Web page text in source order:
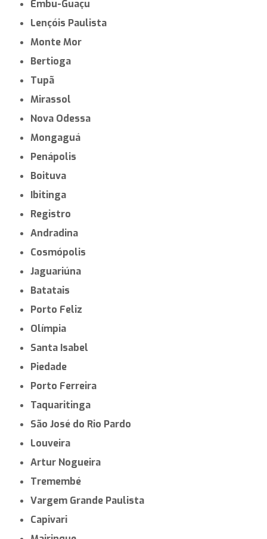
Bebedouro
Ibiúna
Cruzeiro
Lins
Pirassununga
Itapira
Jaboticabal
Fernandópolis
Itupeva
Peruíbe
Amparo
Mococa
Embu-Guaçu
Lençóis Paulista
Monte Mor
Bertioga
Tupã
Mirassol
Nova Odessa
Mongaguá
Penápolis
Boituva
Ibitinga
Registro
Andradina
Cosmópolis
Jaguariúna
Batatais